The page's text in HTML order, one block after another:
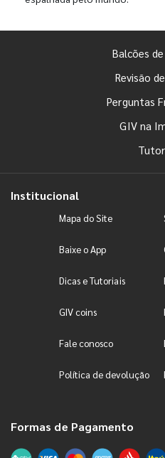
Balcões
Revisão
Perguntas
GIV na
Institucional
Mapa do Site
Baixe o App
Dicas e Tutoriais
GIV coins
Fale conosco
Política de devolução
Formas de Pagamento